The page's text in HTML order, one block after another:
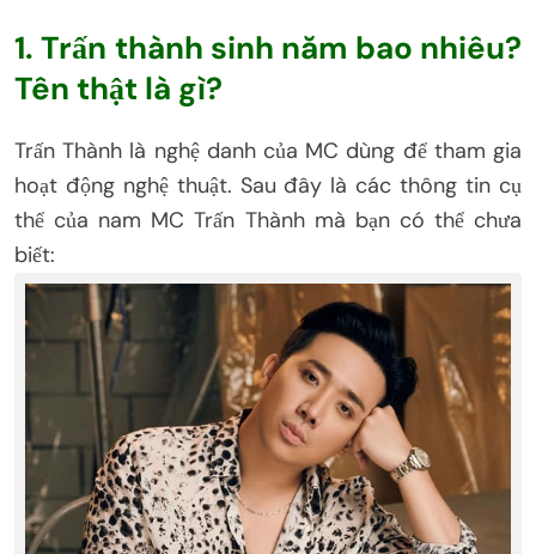
1. Trấn thành sinh năm bao nhiêu?
Tên thật là gì?
Trấn Thành là nghệ danh của MC dùng để tham gia
hoạt động nghệ thuật. Sau đây là các thông tin cụ
thể của nam MC Trấn Thành mà bạn có thể chưa
biết: